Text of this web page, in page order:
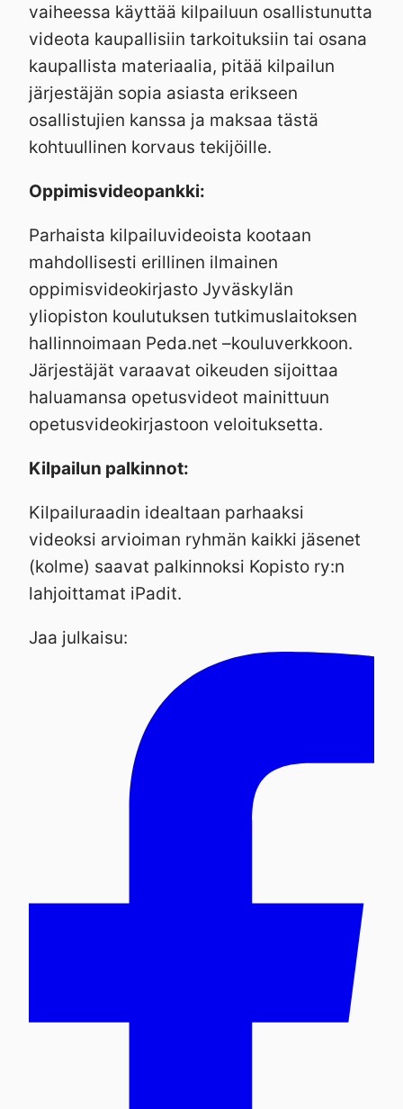
vaiheessa käyttää kilpailuun osallistunutta
videota kaupallisiin tarkoituksiin tai osana
kaupallista materiaalia, pitää kilpailun
järjestäjän sopia asiasta erikseen
osallistujien kanssa ja maksaa tästä
kohtuullinen korvaus tekijöille.
Oppimisvideopankki:
Parhaista kilpailuvideoista kootaan
mahdollisesti erillinen ilmainen
oppimisvideokirjasto Jyväskylän
yliopiston koulutuksen tutkimuslaitoksen
hallinnoimaan Peda.net –kouluverkkoon.
Järjestäjät varaavat oikeuden sijoittaa
haluamansa opetusvideot mainittuun
opetusvideokirjastoon veloituksetta.
Kilpailun palkinnot:
Kilpailuraadin idealtaan parhaaksi
videoksi arvioiman ryhmän kaikki jäsenet
(kolme) saavat palkinnoksi Kopisto ry:n
lahjoittamat iPadit.
Jaa julkaisu: